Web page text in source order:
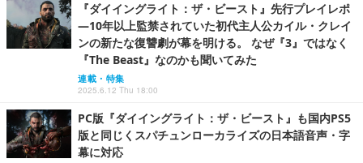
『ダイイングライト：ザ・ビースト』先行プレイレポ
―10年以上監禁されていた初代主人公カイル・クレイ
ンの新たな復讐劇が幕を明ける。 なぜ『3』ではなく
『The Beast』なのかも聞いてみた
連載・特集
2025.6.12 Thu 18:00
PC版『ダイイングライト：ザ・ビースト』も国内PS5
版と同じくスパチュンローカライズの日本語音声・字
幕に対応